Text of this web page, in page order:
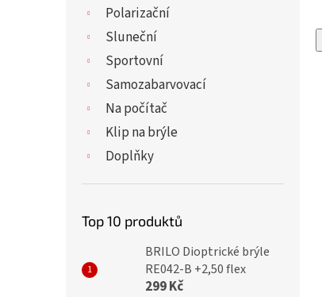
Polarizační
Sluneční
Sportovní
Samozabarvovací
Na počítač
Klip na brýle
Doplňky
Top 10 produktů
BRILO Dioptrické brýle
RE042-B +2,50 flex
299 Kč